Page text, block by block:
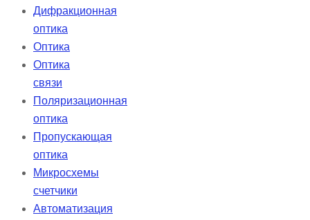
Дифракционная
оптика
Оптика
Оптика
связи
Поляризационная
оптика
Пропускающая
оптика
Микросхемы
счетчики
Автоматизация